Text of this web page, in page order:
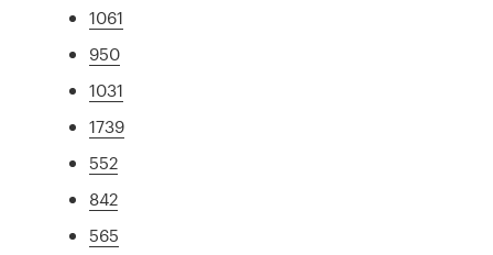
1061
950
1031
1739
552
842
565